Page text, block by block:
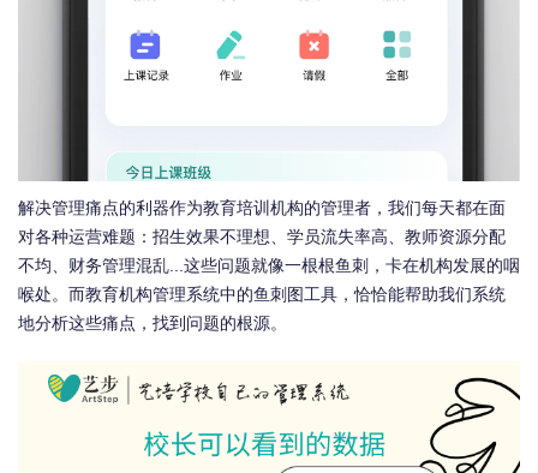
解决管理痛点的利器作为教育培训机构的管理者，我们每天都在面
对各种运营难题：招生效果不理想、学员流失率高、教师资源分配
不均、财务管理混乱...这些问题就像一根根鱼刺，卡在机构发展的咽
喉处。而教育机构管理系统中的鱼刺图工具，恰恰能帮助我们系统
地分析这些痛点，找到问题的根源。